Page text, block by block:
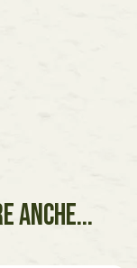
ANCHE...